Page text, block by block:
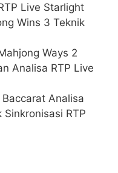
Live Starlight
Wins 3 Teknik
Ways 2
Analisa RTP Live
Analisa
RTP